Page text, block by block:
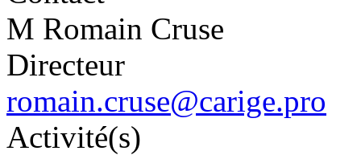
M Romain Cruse
Directeur
romain.cruse@carige.pro
Activité(s)